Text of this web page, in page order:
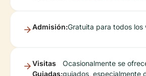
Admisión:Gratuita para todos los
Visitas
Guiadas:
Ocasionalmente se
guiados, especialmente